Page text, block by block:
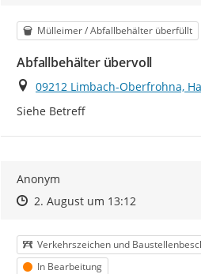
Kategorie
Mülleimer / Abfallbehälter überfüllt
Abfallbehälter übervoll
Ort
09212 Limbach-Oberfrohna,
Siehe Betreff
Anonym
Zeitpunkt des Erstellens
Zeitpunkt des Erstellens
2. August um 13:12Zur Äußerung
Kategorie
Verkehrszeichen und
Status
In Bearbeitung